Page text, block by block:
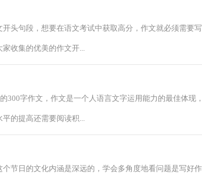
头句段，想要在语文考试中获取高分，作文就必须需要
收集的优美的作文开...
300字作文，作文是一个人语言文字运用能力的最佳体现
的提高还需要阅读积...
节日的文化内涵是深远的，学会多角度地看问题是写好